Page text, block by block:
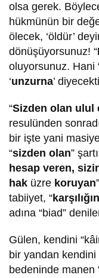
olsa gerek.
hükmünün bir
ölecek, ‘öldür’
dönüşüyorsunuz! “
oluyorsunuz. Hani
‘unzurna’
“Sizden olan ulul
resulünden
bir işte yani
“sizden olan”
hesap veren,
hak üzre koruyan
tabiiyet, “
adına “biad”
Gülen, kendini
bir yandan kendini
bedeninde manen